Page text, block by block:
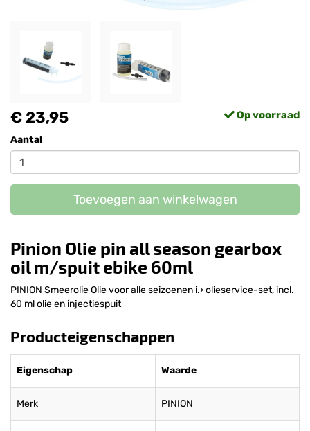
€ 23,95 Op voorraad
Aantal
Toevoegen aan winkelwagen
Pinion Olie pin all season gearbox
oil m/spuit ebike 60ml
PINION Smeerolie Olie voor alle seizoenen i.› olieservice-set, incl.
60 ml olie en injectiespuit
Producteigenschappen
Eigenschap Waarde
Merk PINION